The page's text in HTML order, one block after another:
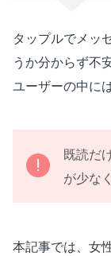
タップルでメッ
うか分からず不
ユーザーの中には
既読だ
が少な
本記事では、女